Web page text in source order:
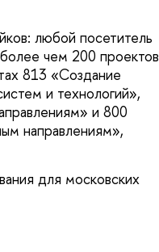
любой посетитель
чем 200 проектов
813 «Создание
и технологий»,
и 800
направлениям»,
для московских